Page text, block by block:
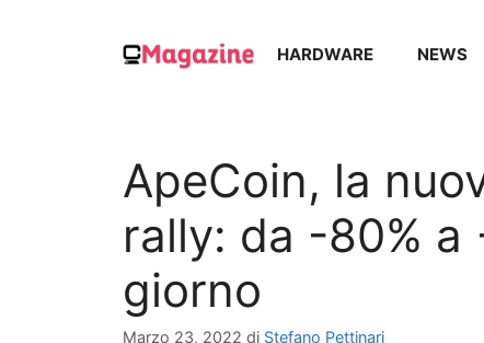
HARDWARE NEWS
ApeCoin, la
rally: da -80% a
giorno
Marzo 23, 2022 di Stefano Pettinari